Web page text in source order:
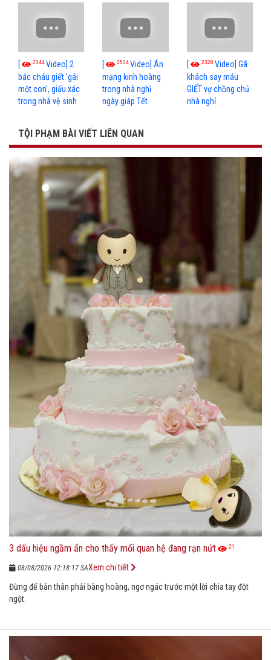
[ 2344Video] 2
bác cháu giết 'gái
một con', giấu xác
trong nhà vệ sinh
[ 2524Video] Án
mạng kinh hoàng
trong nhà nghỉ
ngày giáp Tết
[ 2328 Video] Gã
khách say máu
GIẾT vợ chồng chủ
nhà nghỉ
TỘI PHẠM BÀI VIẾT LIÊN QUAN
3 dấu hiệu ngầm ẩn cho thấy mối quan hệ đang rạn nứt 21
08/08/2026 12:18:17 SA
Đừng để bản thân phải bàng hoàng, ngơ ngác trước một lời chia tay đột
ngột.
Xem chi tiết